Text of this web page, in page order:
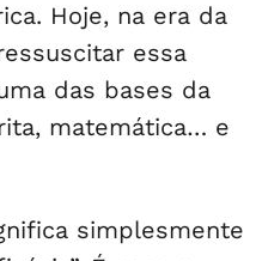
Hoje, na era da
essa
das bases da
matemática… e
simplesmente